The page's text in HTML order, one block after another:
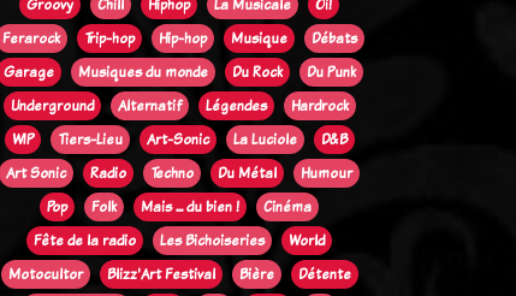
Groovy
Chill Hiphop La Musicale
Oi!
Ferarock
Trip-hop Hip-hop Musique
Débats
Garage
Musiques du monde Du Rock
Du Punk
Underground
Alternatif Légendes
Hardrock
WIP
Tiers-Lieu Art-Sonic La Luciole
D&B
Art Sonic
Radio Techno Du Métal
Humour
Pop
Folk Mais ... du bien !
Cinéma
Fête de la radio
Les Bichoiseries
World
Motocultor
Blizz'Art Festival Bière
Détente